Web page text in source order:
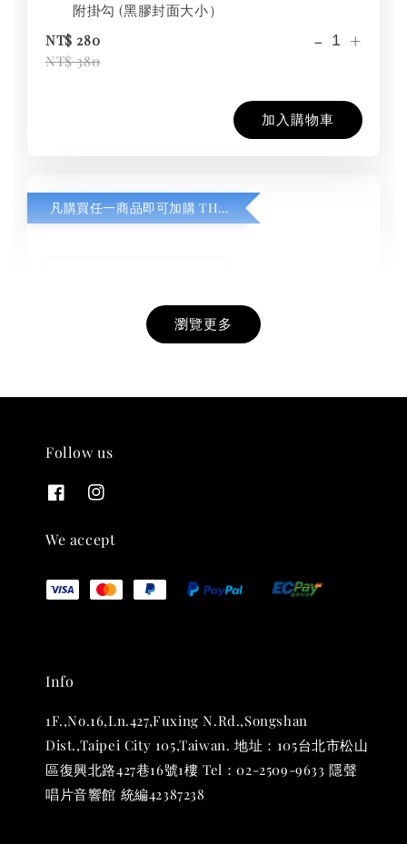
附掛勾 (黑膠封面大小）
NT$ 280
NT$ 380
- +
加入購物車
凡購買任一商品即可加購 THT 九週年紀念 T-shirt
THT 九週年紀念 T-shirt
NT$ 880
加入購物車
瀏覽更多
Follow us
We accept
Info
1F.,No.16,Ln.427,Fuxing N.Rd.,Songshan
Dist.,Taipei City 105,Taiwan. 地址：105台北市松山
區復興北路427巷16號1樓 Tel：02-2509-9633 隱聲
唱片音響館 統編42387238